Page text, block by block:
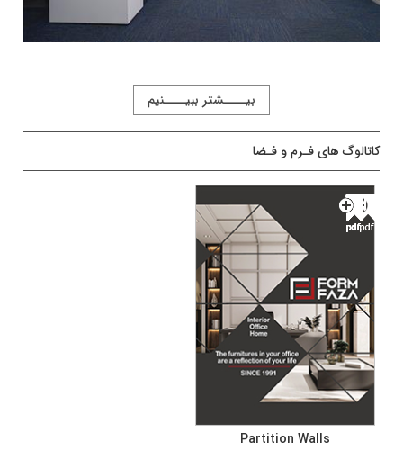
بیــــشتر ببیــــنیم
کاتالوگ های فـرم و فـضا
Partition Walls